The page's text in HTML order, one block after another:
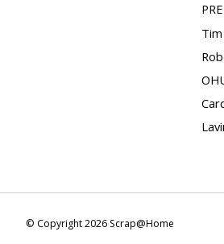
© Copyright 2026 Scrap@Home